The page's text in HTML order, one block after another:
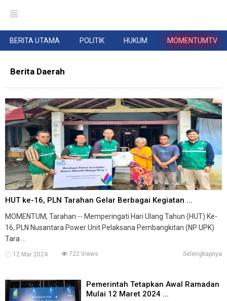
BERITA UTAMA POLITIK HUKUM MOMENTUMTV
Berita Daerah
HUT ke-16, PLN Tarahan Gelar Berbagai Kegiatan ...
MOMENTUM, Tarahan -- Memperingati Hari Ulang Tahun (HUT) Ke-
16, PLN Nusantara Power Unit Pelaksana Pembangkitan (NP UPK)
Tara ...
12 Mar 2024 722 Views Selengkapnya
Pemerintah Tetapkan Awal Ramadan
Mulai 12 Maret 2024 ...